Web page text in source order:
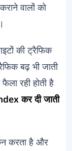
वालों को
की ट्रैफिक
बढ़ भी जाती
रही होती है
कर दी जाती
करता है और